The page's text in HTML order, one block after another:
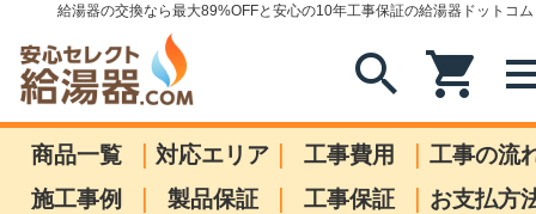
給湯器の交換なら最大89%OFFと安心の10年工事保証の給湯器ドットコム
search shopping_cart
商品一覧 | 対応エリア | 工事費用 | 工事の流
施工事例
| 製品保証 | 工事保証 | お支払方